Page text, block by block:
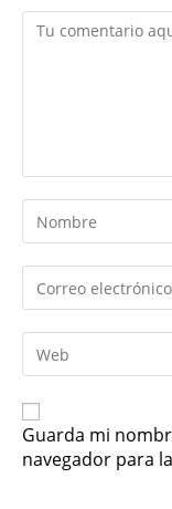
Guarda mi
navegador para